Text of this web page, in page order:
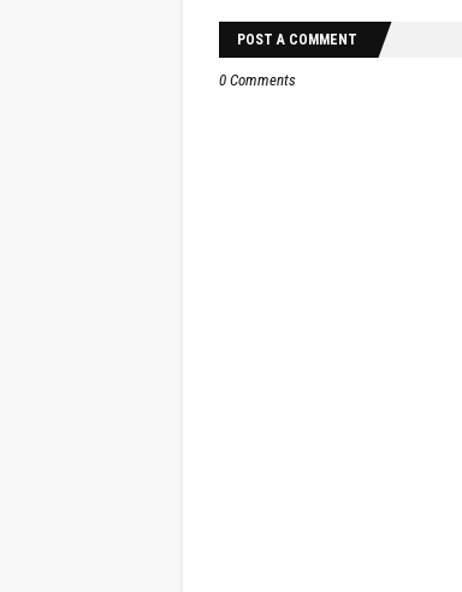
POST A COMMENT
0 Comments